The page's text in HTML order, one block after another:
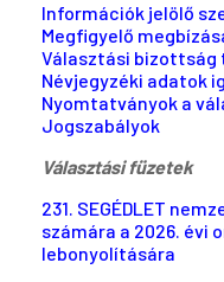
Információk jelölő
Megfigyelő
Választási bizottság
Névjegyzéki adatok
Nyomtatványok a
Jogszabályok
Választási füzetek
231. SEGÉDLET
számára a 2026. évi
lebonyolítására